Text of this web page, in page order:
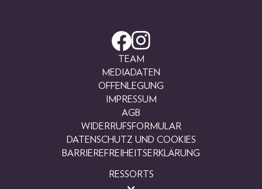
TEAM
MEDIADATEN
OFFENLEGUNG
IMPRESSUM
AGB
WIDERRUFSFORMULAR
DATENSCHUTZ UND COOKIES
BARRIEREFREIHEITSERKLÄRUNG
RESSORTS